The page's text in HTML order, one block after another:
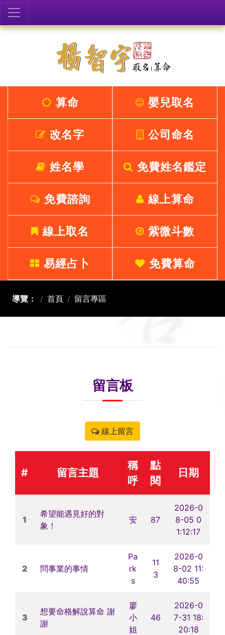
算命 嬰兒取名
改名字 公司命名
姓名學 免費姓名鑑定
免費諮詢 線上算命
線上取名 紫微斗數
易經占卜 免費算命
導覽： 首頁 留言專區
留言板
線上留言
# 留言主題
稱
呼
點
閱
日期
1
希望能遇見好的對
象！
安 87
2026-0
8-05 0
1:12:17
2 問事業的事情
Pa
rk
s
11
3
2026-0
8-02 11:
40:55
3
想要命格解說算命 謝
謝
廖
小
姐
46
2026-0
7-31 18:
20:18